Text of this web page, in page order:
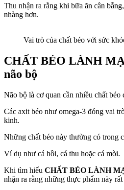
Thu nhận ra rằng khi bữa ăn cân
nhàng hơn.
Vai trò của chất béo với sức
CHẤT BÉO LÀNH
não bộ
Não bộ là cơ quan cần nhiều chất béo
Các axit béo như omega-3 đóng vai
kinh.
Những chất béo này thường có trong
Ví dụ như cá hồi, cá thu hoặc cá mòi.
Khi tìm hiểu CHẤT BÉO LÀNH
nhận ra rằng những thực phẩm này